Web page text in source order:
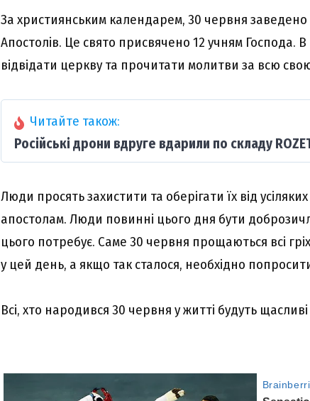
За християнським календарем, 30 червня
Апостолів. Це свято присвячено 12 учням Господа.
відвідати церкву та прочитати молитви за всю
Читайте також:
Російські дрони вдруге вдарили по складу
Люди просять захистити та оберігати їх від
апостолам. Люди повинні цього дня бути
цього потребує. Саме 30 червня прощаються всі
у цей день, а якщо так сталося, необхідно
Всі, хто народився 30 червня у житті будуть